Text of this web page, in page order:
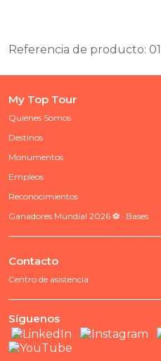
Referencia de producto:
My Top Tour
Quiénes Somos
Destinos
Monumentos
Empleos
Reconocimientos
Ganadores Mundial 2026 ⚽ · Bases
Contacto
Centro de asistencia
Síguenos